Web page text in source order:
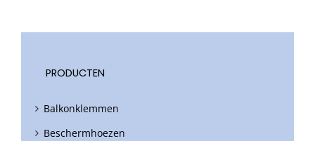
PRODUCTEN
Balkonklemmen
Beschermhoezen